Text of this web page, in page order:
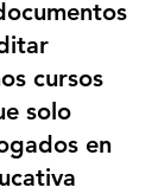
cursos
solo
en